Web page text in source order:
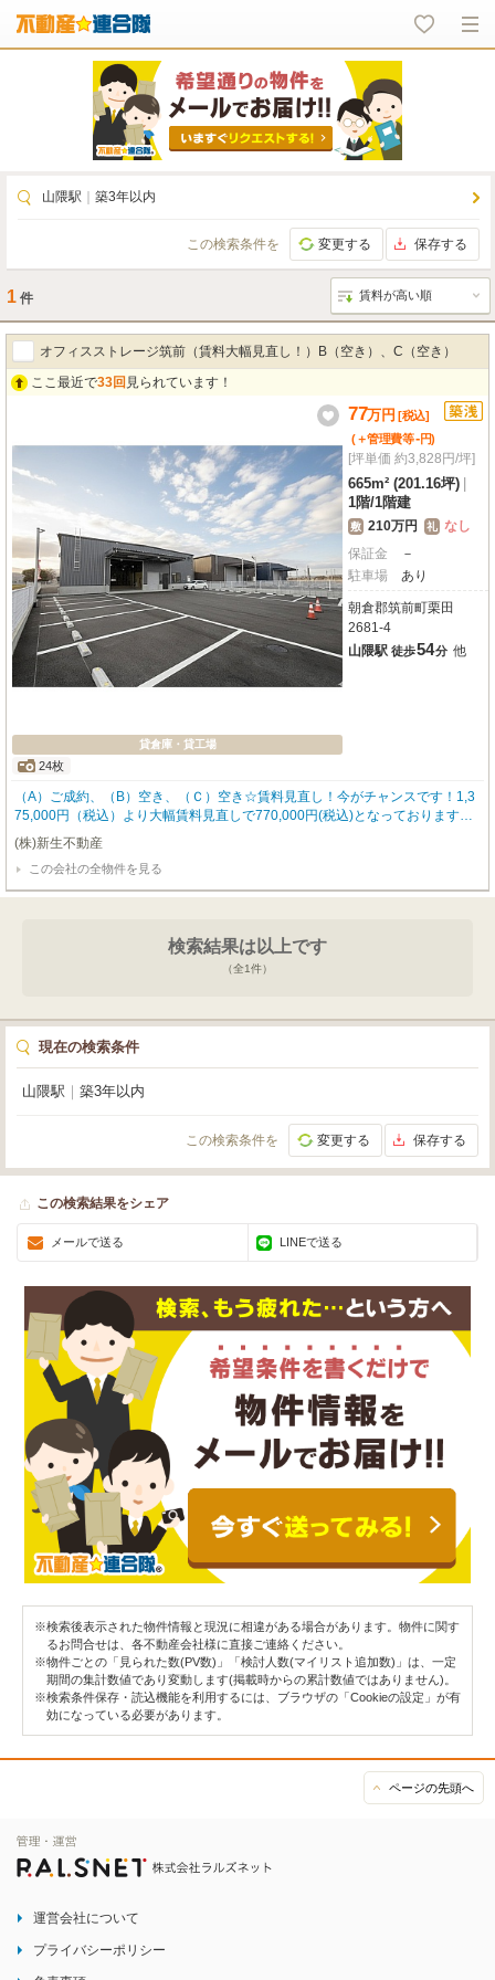
山隈駅 築3年以内
この検索条件を 変更する 保存する
1 件
オフィスストレージ筑前（賃料大幅見直し！）B（空き）、C（空き）
ここ最近で33回 見られています！
貸倉庫・貸工場
24枚
77万円 [税込]
(＋管理費等-円)
[坪単価 約3,828円/坪]
665m² (201.16坪)
1階/1階建
敷 210万円 礼 なし
保証金
－
駐車場
あり
朝倉郡筑前町栗田
2681-4
山隈駅 徒歩54分 他
（A）ご成約、（B）空き、（Ｃ）空き☆賃料見直し！今がチャンスです！1,3
75,000円（税込）より大幅賃料見直しで770,000円(税込)となっております。
是非この機に如何でしょうか。福岡県朝倉郡筑前町栗田に、事業の新たな拠点
として「オフィスストレージ筑前」が誕生しました！2025年10月竣工の新し
い鉄骨造平屋建てで、広々とした専有面積665.0㎡をご提供いたします。倉庫
部分は天井高6メートルと開放感があり、大型車もスムーズに進入可能。無料
備され、初期投資が大変抑えられます。トイレは男女別に分けられる2か所設
置。従業員の皆様が気持ちよく働ける環境が整っています。女性スタッフに好
れる礼金0円も嬉しいポイントです。貴社のビジネスを加速させる理想的な貸
倉庫・貸工場を、ぜひご検討ください。
(株)新生不動産
この会社の全物件を見る
検索結果は以上です
（全1件）
現在の検索条件
山隈駅 築3年以内
この検索条件を 変更する 保存する
この検索結果をシェア
メールで送る LINEで送る
※検索後表示された物件情報と現況に相違がある場合があります。物件に関す
るお問合せは、各不動産会社様に直接ご連絡ください。
※物件ごとの「見られた数(PV数)」「検討人数(マイリスト追加数)」は、一定
期間の集計数値であり変動します(掲載時からの累計数値ではありません)。
※検索条件保存・読込機能を利用するには、ブラウザの「Cookieの設定」が有
効になっている必要があります。
ページの先頭へ
運営会社について
プライバシーポリシー